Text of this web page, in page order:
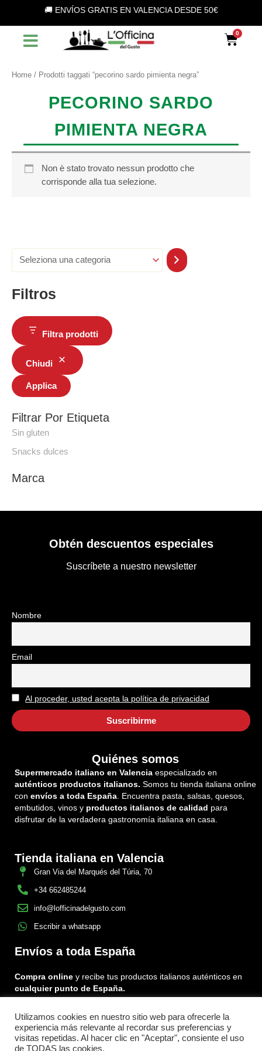
contenuto
🚚 ENVÍOS GRATIS EN VALENCIA DESDE 50€
l
o
a
Filtros
Filtra prodotti
Chiudi
Applica
Filtrar Por Etiqueta
Sin gluten
Snacks dulces
Marca
Home / Prodotti taggati “pecorino sardo pimienta negra”
PECORINO SARDO
PIMIENTA NEGRA
Non è stato trovato nessun prodotto che
corrisponde alla tua selezione.
Obtén descuentos especiales
Suscríbete a nuestro newsletter
Nombre
Email
Al proceder, usted acepta la política de privacidad
Quiénes somos
Supermercado italiano en Valencia especializado en
auténticos productos italianos. Somos tu tienda italiana online
con envíos a toda España. Encuentra pasta, salsas, quesos,
embutidos, vinos y productos italianos de calidad para
disfrutar de la verdadera gastronomía italiana en casa.
Tienda italiana en Valencia
Gran Via del Marqués del Túria, 70
+34 662485244
info@lofficinadelgusto.com
Escribir a whatsapp
Envíos a toda España
Compra online y recibe tus productos italianos auténticos en
cualquier punto de España.
Encuéntranos en:
FacebookInstagram
Tiktok
Utilizamos cookies en nuestro sitio web para ofrecerle la
experiencia más relevante al recordar sus preferencias y
visitas repetidas. Al hacer clic en "Aceptar", consiente el uso
de TODAS las cookies.